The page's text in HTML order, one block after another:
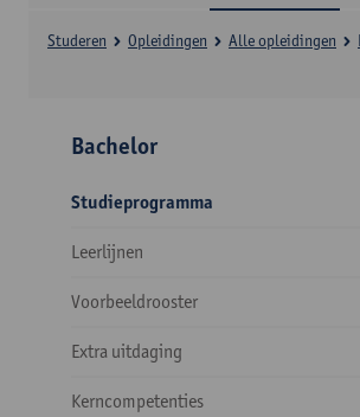
Studeren Opleidingen Alle opleidingen
Bachelor
Studieprogramma
Leerlijnen
Voorbeeldrooster
Extra uitdaging
Kerncompetenties